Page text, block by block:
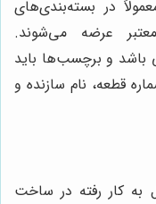
در بسته‌بندی‌های
عرضه می‌شوند.
باشد و برچسب‌ها باید
قطعه، نام سازنده و
به کار رفته در ساخت